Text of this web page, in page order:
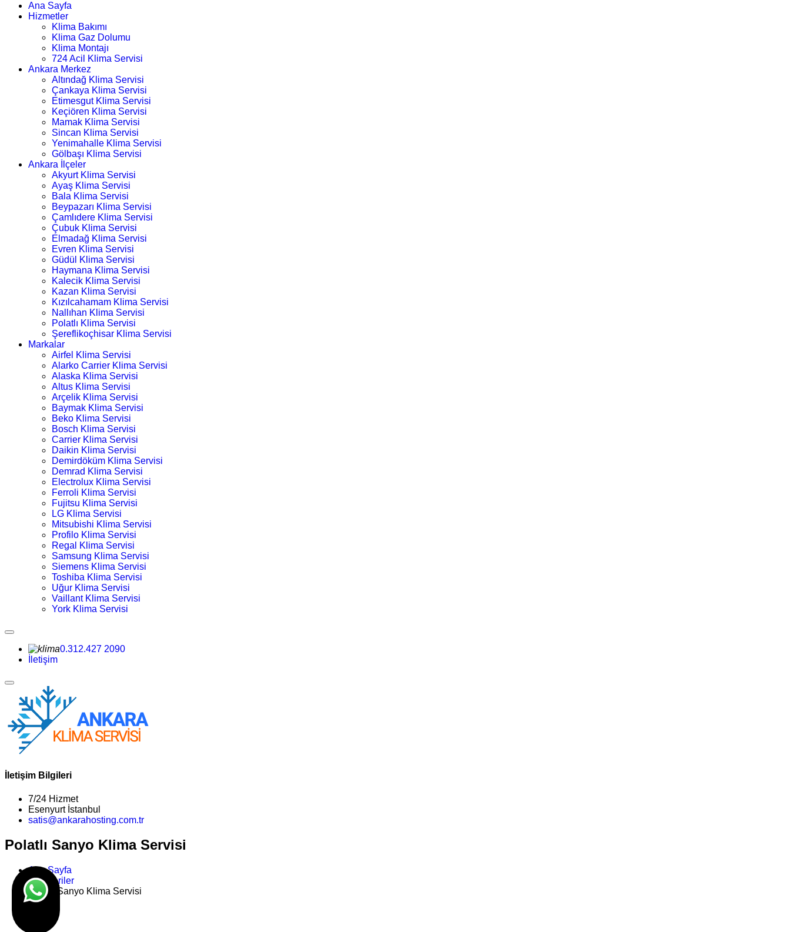
Ana Sayfa
Hizmetler
Klima Bakımı
Klima Gaz Dolumu
Klima Montajı
724 Acil Klima Servisi
Ankara Merkez
Altındağ Klima Servisi
Çankaya Klima Servisi
Etimesgut Klima Servisi
Keçiören Klima Servisi
Mamak Klima Servisi
Sincan Klima Servisi
Yenimahalle Klima Servisi
Gölbaşı Klima Servisi
Ankara İlçeler
Akyurt Klima Servisi
Ayaş Klima Servisi
Bala Klima Servisi
Beypazarı Klima Servisi
Çamlıdere Klima Servisi
Çubuk Klima Servisi
Elmadağ Klima Servisi
Evren Klima Servisi
Güdül Klima Servisi
Haymana Klima Servisi
Kalecik Klima Servisi
Kazan Klima Servisi
Kızılcahamam Klima Servisi
Nallıhan Klima Servisi
Polatlı Klima Servisi
Şereflikoçhisar Klima Servisi
Markalar
Airfel Klima Servisi
Alarko Carrier Klima Servisi
Alaska Klima Servisi
Altus Klima Servisi
Arçelik Klima Servisi
Baymak Klima Servisi
Beko Klima Servisi
Bosch Klima Servisi
Carrier Klima Servisi
Daikin Klima Servisi
Demirdöküm Klima Servisi
Demrad Klima Servisi
Electrolux Klima Servisi
Ferroli Klima Servisi
Fujitsu Klima Servisi
LG Klima Servisi
Mitsubishi Klima Servisi
Profilo Klima Servisi
Regal Klima Servisi
Samsung Klima Servisi
Siemens Klima Servisi
Toshiba Klima Servisi
Uğur Klima Servisi
Vaillant Klima Servisi
York Klima Servisi
0.312.427 2090
İletişim
İletişim Bilgileri
7/24 Hizmet
Esenyurt İstanbul
satis@ankarahosting.com.tr
Polatlı Sanyo Klima Servisi
Ana Sayfa
Kategoriler
Polatlı Sanyo Klima Servisi